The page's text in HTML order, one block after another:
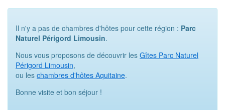
Il n'y a pas de chambres d'hôtes pour cette région : Parc
Naturel Périgord Limousin.
Nous vous proposons de découvrir les Gîtes Parc Naturel
Périgord Limousin,
ou les chambres d'hôtes Aquitaine.
Bonne visite et bon séjour !